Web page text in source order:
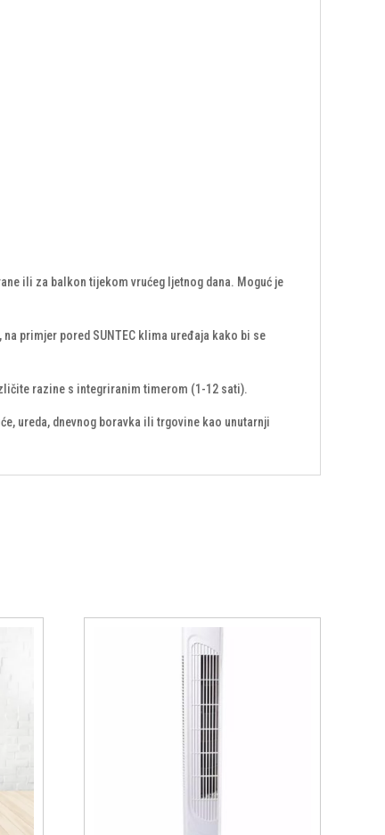
ili za balkon tijekom vrućeg ljetnog dana. Moguć je
primjer pored SUNTEC klima uređaja kako bi se
razine s integriranim timerom (1-12 sati).
ureda, dnevnog boravka ili trgovine kao unutarnji